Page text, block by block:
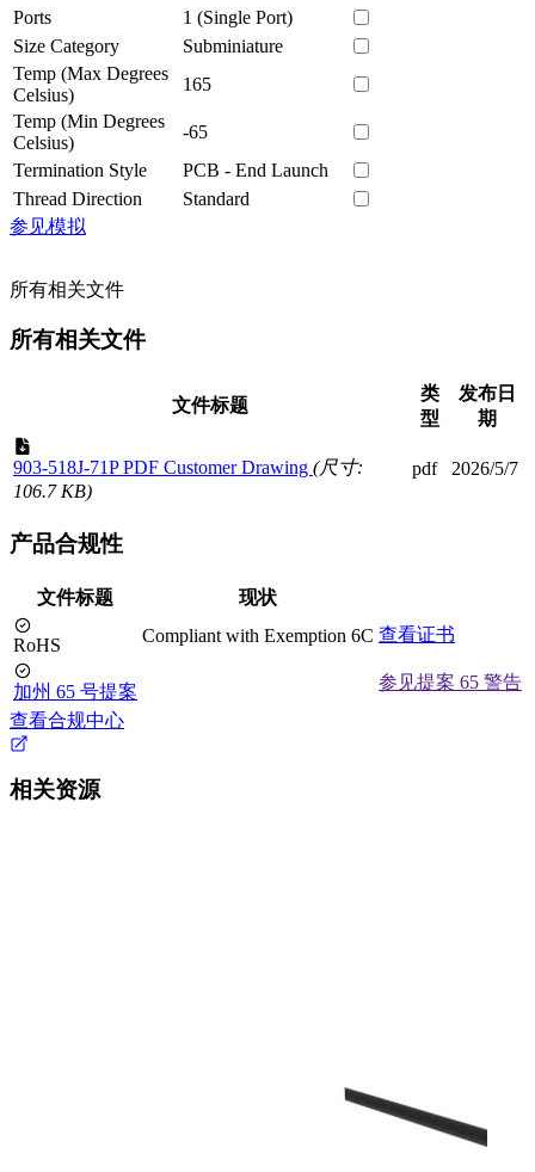
Ports
1 (Single Port)
Size Category
Subminiature
Temp (Max Degrees
Celsius)
165
Temp (Min Degrees
Celsius)
-65
Termination Style
PCB - End Launch
Thread Direction
Standard
参见模拟
所有相关文件
所有相关文件
文件标题
类
型
发布日
期
903-518J-71P PDF Customer Drawing (尺寸:
106.7 KB)
pdf 2026/5/7
产品合规性
文件标题 现状
RoHS Compliant with Exemption 6C 查看证书
加州 65 号提案
参见提案 65 警告
查看合规中心
相关资源